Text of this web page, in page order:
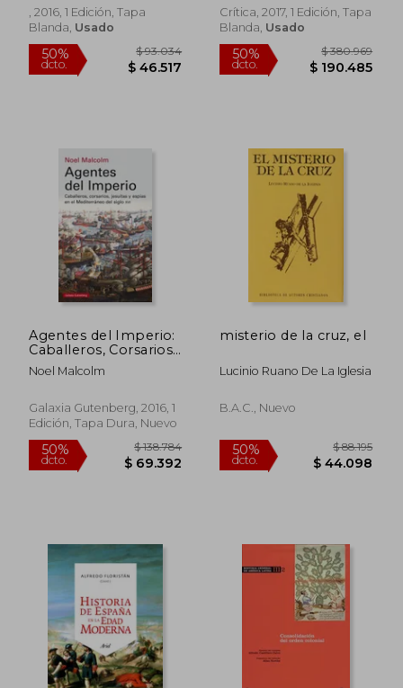
50% $ 71.908 50% $
, 2016, 1 Edición, Tapa
Blanda, Usado
Crítica, 2017, 1 Edición, Tapa
Blanda, Usado
Agentes del Imperio:
Caballeros, Corsarios,
Jesuitas y Espías en el
Mundo Mediterráneo
Noel Malcolm
Galaxia Gutenberg, 2016, 1
Edición, Tapa Dura, Nuevo
misterio de la cruz, el
Lucinio Ruano De La Iglesia
B.a.c., Nuevo